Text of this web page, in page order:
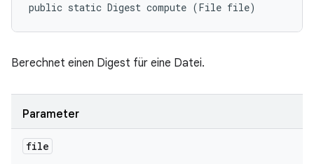
public static Digest compute (File file)
Berechnet einen Digest für eine Datei.
Parameter
file